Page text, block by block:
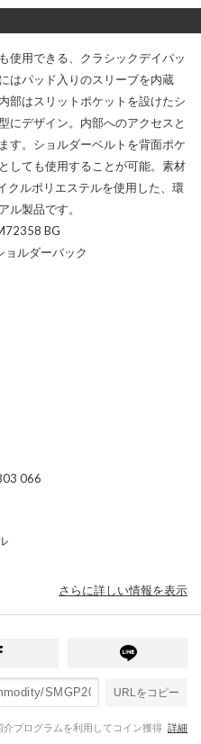
使用できる、クラシックデイパッ
はパッド入りのスリーブを内蔵
部はスリットポケットを設けたシ
にデザイン。内部へのアクセスと
す。ショルダーベルトを背面ポケ
しても使用することが可能。素材
クルポリエステルを使用した、環
ル製品です。
BG
ョルダーバック
066
さらに詳しい情報を表示
URLをコピー
介プログラムを利用してコイン獲得 詳細